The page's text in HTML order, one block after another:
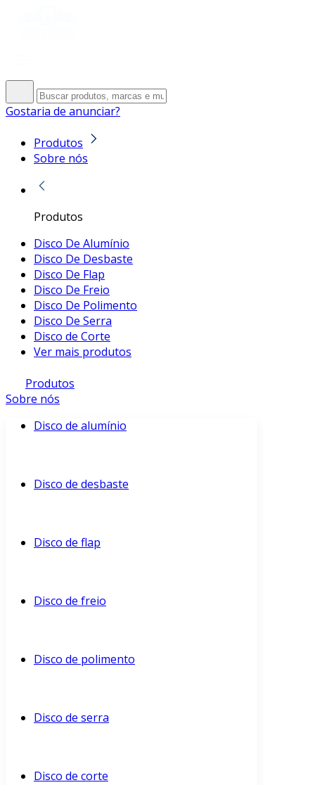
Gostaria de anunciar?
Produtos
Sobre nós
Produtos
Disco De Alumínio
Disco De Desbaste
Disco De Flap
Disco De Freio
Disco De Polimento
Disco De Serra
Disco de Corte
Ver mais produtos
Produtos
Sobre nós
Disco de alumínio
Disco de desbaste
Disco de flap
Disco de freio
Disco de polimento
Disco de serra
Disco de corte